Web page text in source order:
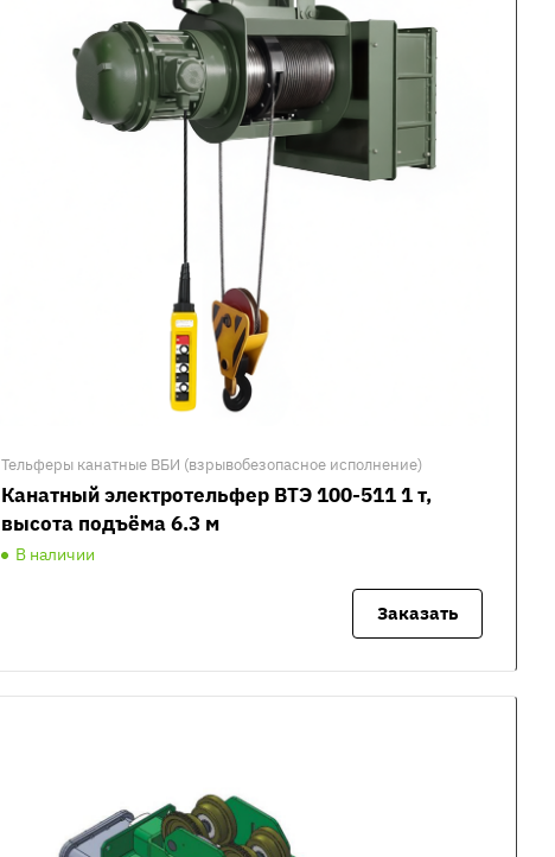
Тельферы канатные ВБИ (взрывобезопасное исполнение)
Канатный электротельфер ВТЭ 100-511 1 т,
высота подъёма 6.3 м
В наличии
Заказать